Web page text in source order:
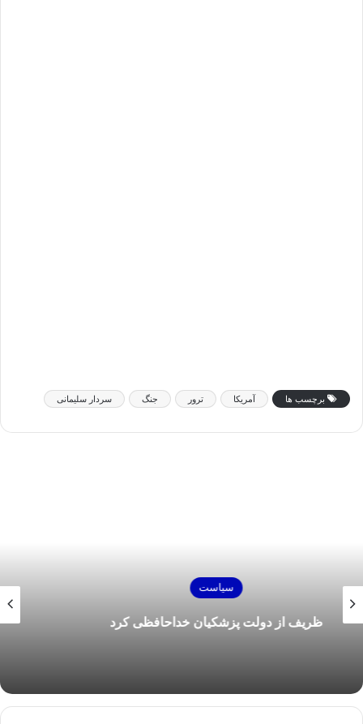
برچسب ها آمریکا ترور جنگ سردار سلیمانی
سیاست
پیام تشکر رهبر انقلاب از کاروان ورزشی ایران در
المپیک ۲۰۲۴ پاریس